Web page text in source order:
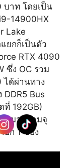
บาท โดยเป็น
14900HX
Lake
ยกก็เป็นตัว
RTX 4090
ซึ่ง OC รวม
ได้ผ่านทาง
DDR5 Bus
ที่ 192GB)
4 มาความจุ
อีก 1 ช่อง